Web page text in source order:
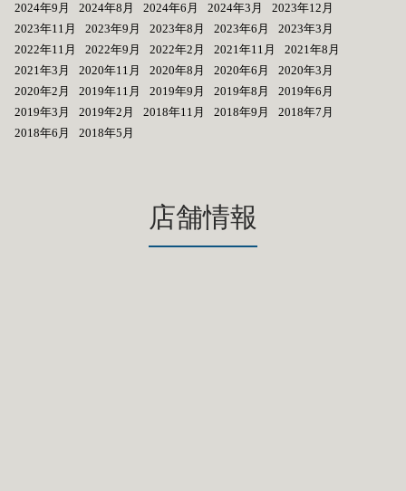
2024年9月
2024年8月 2024年6月 2024年3月
2023年12月
2023年11月
2023年9月 2023年8月 2023年6月
2023年3月
2022年11月
2022年9月 2022年2月 2021年11月
2021年8月
2021年3月
2020年11月 2020年8月 2020年6月
2020年3月
2020年2月
2019年11月 2019年9月 2019年8月
2019年6月
2019年3月
2019年2月 2018年11月 2018年9月
2018年7月
2018年6月
2018年5月
店舗情報